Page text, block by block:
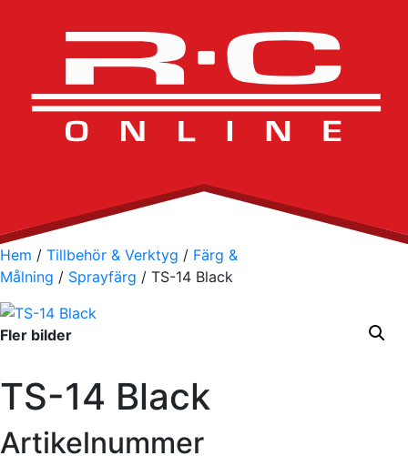
Hem / Tillbehör & Verktyg / Färg &
Målning / Sprayfärg / TS-14 Black
Fler bilder
TS-14 Black
Artikelnummer